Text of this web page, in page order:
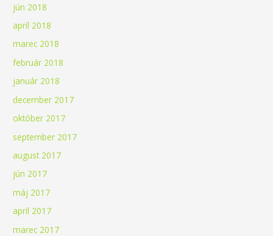
jún 2018
apríl 2018
marec 2018
február 2018
január 2018
december 2017
október 2017
september 2017
august 2017
jún 2017
máj 2017
apríl 2017
marec 2017